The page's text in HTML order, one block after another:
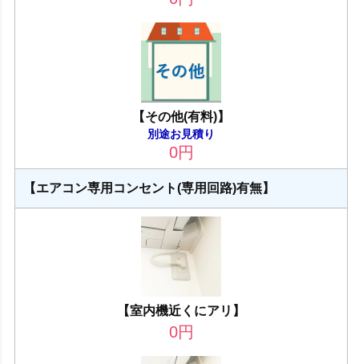
【その他(有料)】
別途お見積り
0円
【エアコン専用コンセント(専用回路)有無】
【室内機近くにアリ】
0円